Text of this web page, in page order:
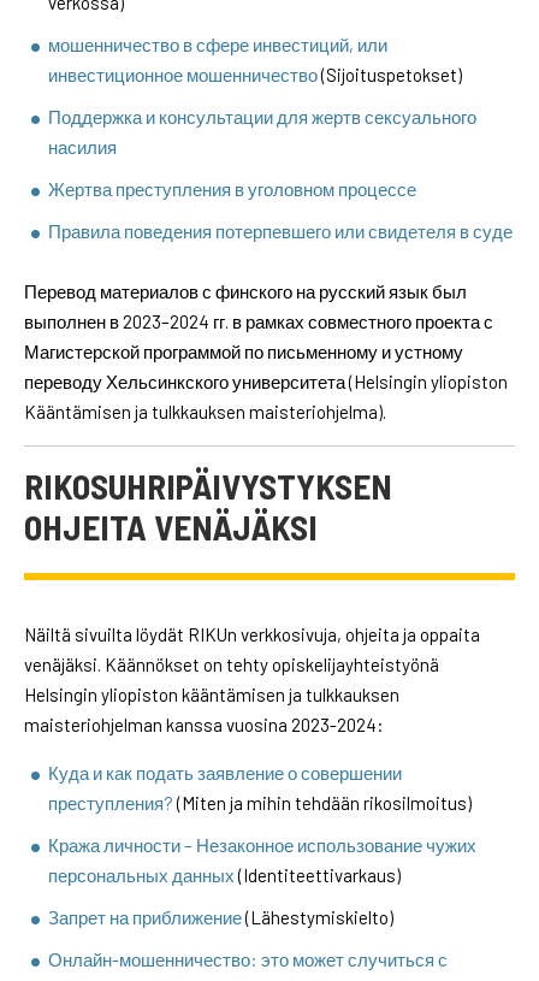
мошенничество в сфере инвестиций, или
инвестиционное мошенничество(Sijoituspetokset)
Поддержка и консультации для жертв сексуального
насилия
Жертва преступления в уголовном процессе
Правила поведения потерпевшего или свидетеля в суде
Перевод материалов с финского на русский язык был
выполнен в 2023–2024 гг. в рамках совместного проекта с
Магистерской программой по письменному и устному
переводу Хельсинкского университета (Helsingin yliopiston
Kääntämisen ja tulkkauksen maisteriohjelma).
RIKOSUHRIPÄIVYSTYKSEN
OHJEITA VENÄJÄKSI
Näiltä sivuilta löydät RIKUn verkkosivuja, ohjeita ja oppaita
venäjäksi. Käännökset on tehty opiskelijayhteistyönä
Helsingin yliopiston kääntämisen ja tulkkauksen
maisteriohjelman kanssa vuosina 2023-2024:
Куда и как подать заявление о совершении
преступления?(Miten ja mihin tehdään rikosilmoitus)
Кража личности – Незаконное использование чужих
персональных данных(Identiteettivarkaus)
Запрет на приближение(Lähestymiskielto)
Онлайн-мошенничество: это может случиться с